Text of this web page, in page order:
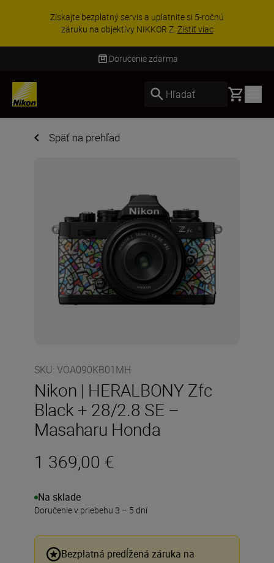
Získajte bezplatný servis a uplatnite si 5-ročnú
záruku na objektívy NIKKOR Z. Zistiť viac
Doručenie zdarma
Hľadať Basket
Späť na prehľad
SKU: VOA090KB01MH
Nikon | HERALBONY Zfc
Black + 28/2.8 SE –
Masaharu Honda
1 369,00 €
Na sklade
Doručenie v priebehu 3 – 5 dní
Bezplatná predĺžená záruka na